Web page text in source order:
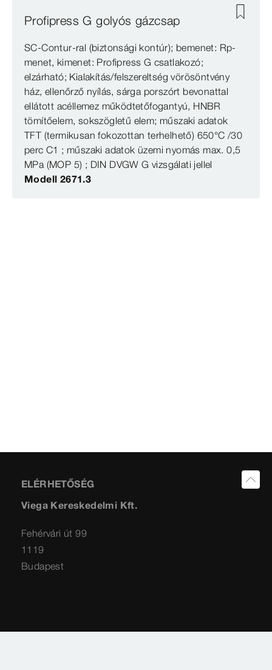
Profipress G golyós gázcsap
SC‑Contur-ral (biztonsági kontúr); bemenet: Rp-
menet, kimenet: Profipress G csatlakozó;
elzárható; Kialakítás/felszereltség vörösöntvény
ház, ellenőrző nyílás, sárga porszórt bevonattal
ellátott acéllemez működtetőfogantyú, HNBR
tömítőelem, sokszögletű elem; műszaki adatok
TFT (termikusan fokozottan terhelhető) 650°C /30
perc C1 ; műszaki adatok üzemi nyomás max. 0,5
MPa (MOP 5) ; DIN DVGW G vizsgálati jellel
Modell 2671.3
ELÉRHETŐSÉG
Viega Kereskedelmi Kft.
Fehérvári út 99
1119
Budapest